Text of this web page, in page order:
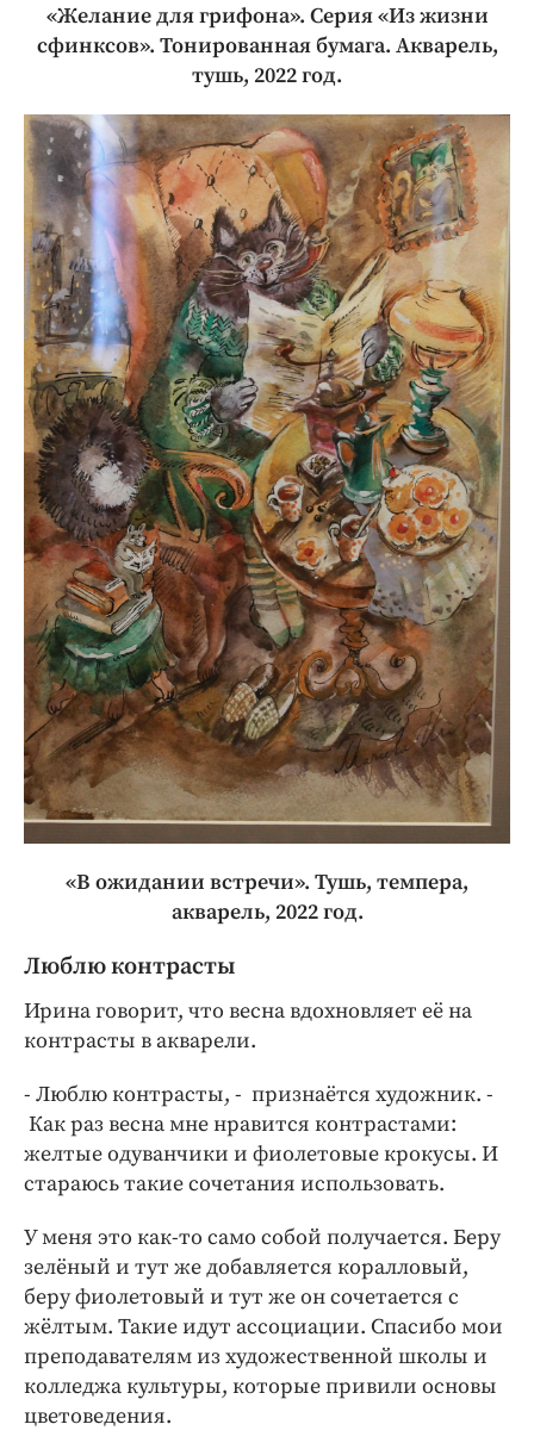
«Желание для грифона». Серия «Из жизни
сфинксов». Тонированная бумага. Акварель,
тушь, 2022 год.
«В ожидании встречи». Тушь, темпера,
акварель, 2022 год.
Люблю контрасты
Ирина говорит, что весна вдохновляет её на
контрасты в акварели.
- Люблю контрасты, - признаётся художник. -
Как раз весна мне нравится контрастами:
желтые одуванчики и фиолетовые крокусы. И
стараюсь такие сочетания использовать.
У меня это как-то само собой получается. Беру
зелёный и тут же добавляется коралловый,
беру фиолетовый и тут же он сочетается с
жёлтым. Такие идут ассоциации. Спасибо мои
преподавателям из художественной школы и
колледжа культуры, которые привили основы
цветоведения.